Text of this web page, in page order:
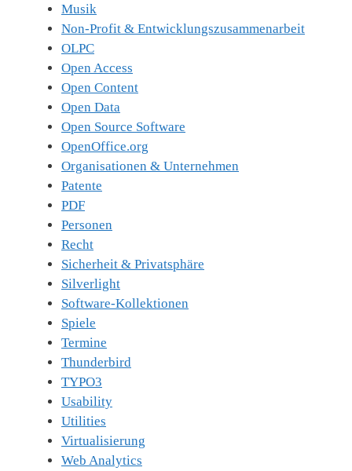
Musik
Non-Profit & Entwicklungszusammenarbeit
OLPC
Open Access
Open Content
Open Data
Open Source Software
OpenOffice.org
Organisationen & Unternehmen
Patente
PDF
Personen
Recht
Sicherheit & Privatsphäre
Silverlight
Software-Kollektionen
Spiele
Termine
Thunderbird
TYPO3
Usability
Utilities
Virtualisierung
Web Analytics